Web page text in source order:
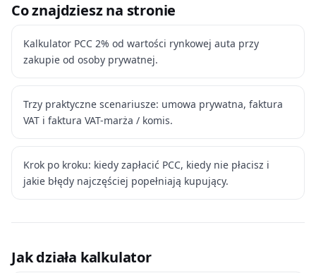
Co znajdziesz na stronie
Kalkulator PCC 2% od wartości rynkowej auta przy
zakupie od osoby prywatnej.
Trzy praktyczne scenariusze: umowa prywatna, faktura
VAT i faktura VAT-marża / komis.
Krok po kroku: kiedy zapłacić PCC, kiedy nie płacisz i
jakie błędy najczęściej popełniają kupujący.
Jak działa kalkulator